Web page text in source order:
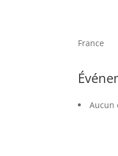
France
Aucun